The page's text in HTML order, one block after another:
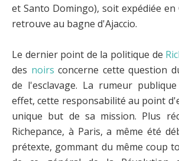
et Santo Domingo), soit expédiée
retrouve au bagne d'Ajaccio.
Le dernier point de la politique de
des noirs concerne cette question
de l'esclavage. La rumeur
effet, cette responsabilité au point
unique but de sa mission. Plus
Richepance, à Paris, a même été
prétexte, gommant du même coup